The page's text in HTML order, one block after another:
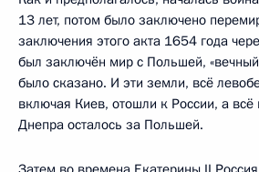
13 лет, потом было заключено
заключения этого акта 1654 года
был заключён мир с Польшей, «вечный
было сказано. И эти земли, всё
включая Киев, отошли к России, а
Днепра осталось за Польшей.